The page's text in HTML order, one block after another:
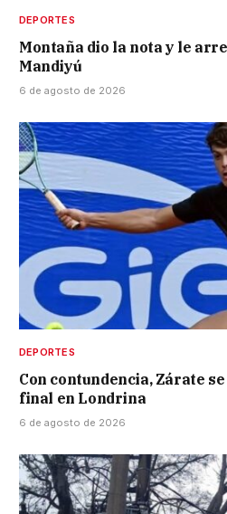
DEPORTES
Montaña dio la nota y le
Mandiyú
6 de agosto de 2026
DEPORTES
Con contundencia, Zárate
final en Londrina
6 de agosto de 2026